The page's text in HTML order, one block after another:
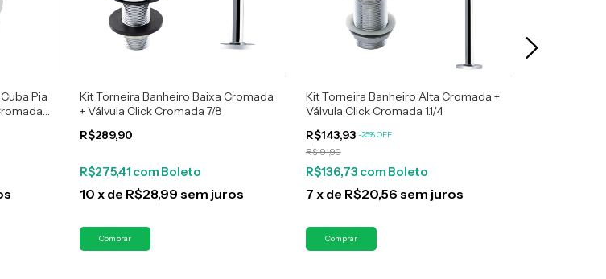
Pia
Kit Torneira Banheiro Baixa Cromada
+ Válvula Click Cromada 7/8
R$289,90
R$275,41 com Boleto
10 x de R$28,99 sem juros
Kit Torneira Banheiro Alta Cromada +
Válvula Click Cromada 1.1/4
R$143,93 -25%OFF
R$191,90
R$136,73 com Boleto
7 x de R$20,56 sem juros